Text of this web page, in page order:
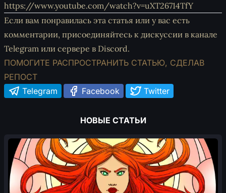
https://www.youtube.com/watch?v=uXT26714TfY
Если вам понравилась эта статья или у вас есть
комментарии, присоединяйтесь к дискуссии в канале
Telegram или сервере в Discord.
ПОМОГИТЕ РАСПРОСТРАНИТЬ СТАТЬЮ, СДЕЛАВ
РЕПОСТ
Telegram
Facebook Twitter
НОВЫЕ СТАТЬИ